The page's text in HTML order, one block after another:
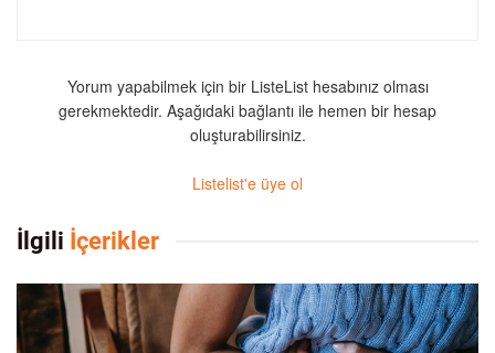
Yorum yapabilmek için bir ListeList hesabınız olması
gerekmektedir. Aşağıdaki bağlantı ile hemen bir hesap
oluşturabilirsiniz.
Listelist'e üye ol
İlgili İçerikler